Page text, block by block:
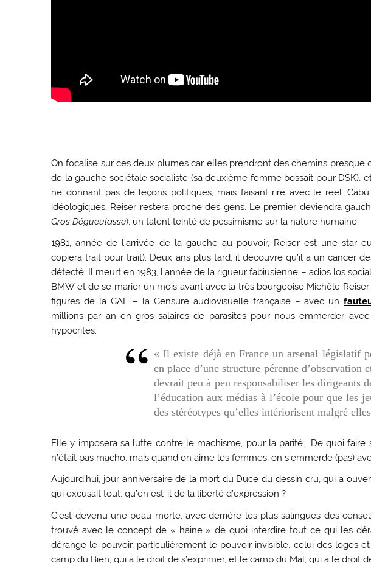
On focalise sur ces deux plumes car elles prendront des chemins presque
de la gauche sociétale socialiste (sa deuxième femme bossait pour DSK),
ne donnant pas de leçons politiques, mais faisant rire avec le réel.
idéologiques, Reiser restera proche des gens. Le premier deviendra
Gros Dégueulasse), un talent teinté de pessimisme sur la nature humaine.
1981, année de l’arrivée de la gauche au pouvoir, Reiser est une star
copiera trait pour trait). Deux ans plus tard, il découvre qu’il a un cancer
détecté. Il meurt en 1983, l’année de la rigueur fabiusienne – adios los
BMW et de se marier un mois avant avec la très bourgeoise Michèle
figures de la CAF – la Censure audiovisuelle française – avec un
millions par an en gros salaires de parasites pour nous emmerder
hypocrites.
« Il existe déjà en France un arsenal législatif
en place d’une structure pérenne
devrait peu à peu responsabiliser les dirigeants
l’éducation aux médias à l’école pour que les
des stéréotypes qu’elles intériorisent malgré
Elle y imposera sa lutte contre le machisme, pour la parité… De quoi faire
n’était pas macho, mais quand on aime les femmes, on s’emmerde (pas)
Aujourd’hui, jour anniversaire de la mort du Duce du dessin cru, qui a
qui excusait tout, qu’en est-il de la liberté d’expression ?
C’est devenu une peau morte, avec derrière les plus salingues des
trouvé avec le concept de « haine » de quoi interdire tout ce qui les
dérange le pouvoir, particulièrement le pouvoir invisible, celui des loges
camp du Bien, qui a le droit de s’exprimer, et le camp du Mal, qui a le droit